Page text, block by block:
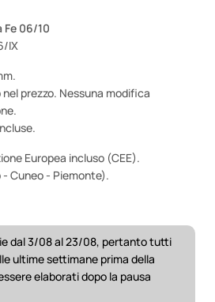
Fe 06/10
IX
prezzo. Nessuna modifica
Europea incluso (CEE).
Cuneo - Piemonte).
dal 3/08 al 23/08, pertanto tutti
ultime settimane prima della
elaborati dopo la pausa